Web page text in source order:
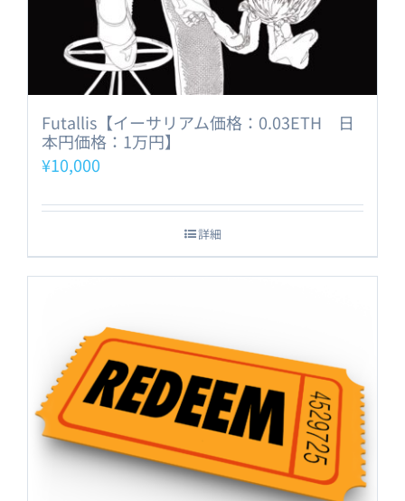
Futallis【イーサリアム価格：0.03ETH 日
本円価格：1万円】
¥10,000
詳細